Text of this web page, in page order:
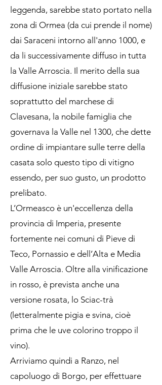
leggenda, sarebbe stato portato nella
zona di Ormea (da cui prende il nome)
dai Saraceni intorno all'anno 1000, e
da li successivamente diffuso in tutta
la Valle Arroscia. Il merito della sua
diffusione iniziale sarebbe stato
soprattutto del marchese di
Clavesana, la nobile famiglia che
governava la Valle nel 1300, che dette
ordine di impiantare sulle terre della
casata solo questo tipo di vitigno
essendo, per suo gusto, un prodotto
prelibato.
L’Ormeasco è un'eccellenza della
provincia di Imperia, presente
fortemente nei comuni di Pieve di
Teco, Pornassio e dell’Alta e Media
Valle Arroscia. Oltre alla vinificazione
in rosso, è prevista anche una
versione rosata, lo Sciac-trà
(letteralmente pigia e svina, cioè
prima che le uve colorino troppo il
vino).
Arriviamo quindi a Ranzo, nel
capoluogo di Borgo, per effettuare